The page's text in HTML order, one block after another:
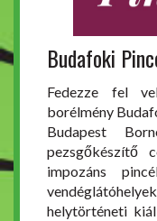
Budafoki
Fedezze fel
borélmény
Budapest
pezsgőkészítő
impozáns
helytörténeti